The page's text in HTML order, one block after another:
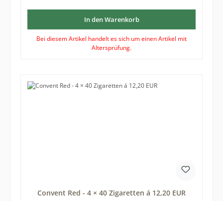
In den Warenkorb
Bei diesem Artikel handelt es sich um einen Artikel mit
Altersprüfung.
Convent Red - 4 × 40 Zigaretten á 12,20 EUR